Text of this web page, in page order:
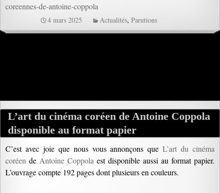
coreennes-de-antoine-coppola
4 mars 2025 Actualités,Parutions
L’art du cinéma coréen de Antoine Coppola
disponible au format papier
C’est avec joie que nous vous annonçons queL’art du cinéma
coréen de Antoine Coppola est disponible aussi au format papier.
L’ouvrage compte 192 pages dont plusieurs en couleurs.